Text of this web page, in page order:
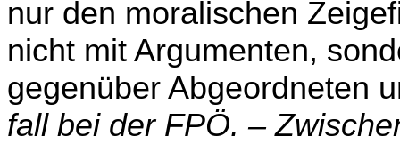
nur den moralischen
nicht mit Argumenten,
gegenüber Abgeordneten
fall bei der FPÖ. –